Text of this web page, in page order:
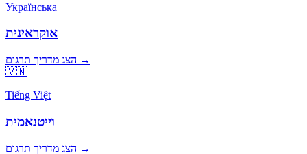
Українська
אוקראינית
הצג מדריך תרגום →
🇻🇳
Tiếng Việt
וייטנאמית
הצג מדריך תרגום →